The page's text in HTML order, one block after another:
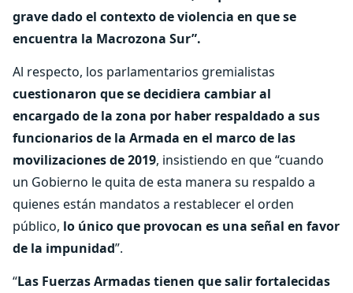
grave dado el contexto de violencia en que se
encuentra la Macrozona Sur”.
Al respecto, los parlamentarios gremialistas
cuestionaron que se decidiera cambiar al
encargado de la zona por haber respaldado a sus
funcionarios de la Armada en el marco de las
movilizaciones de 2019, insistiendo en que “cuando
un Gobierno le quita de esta manera su respaldo a
quienes están mandatos a restablecer el orden
público, lo único que provocan es una señal en favor
de la impunidad”.
“Las Fuerzas Armadas tienen que salir fortalecidas